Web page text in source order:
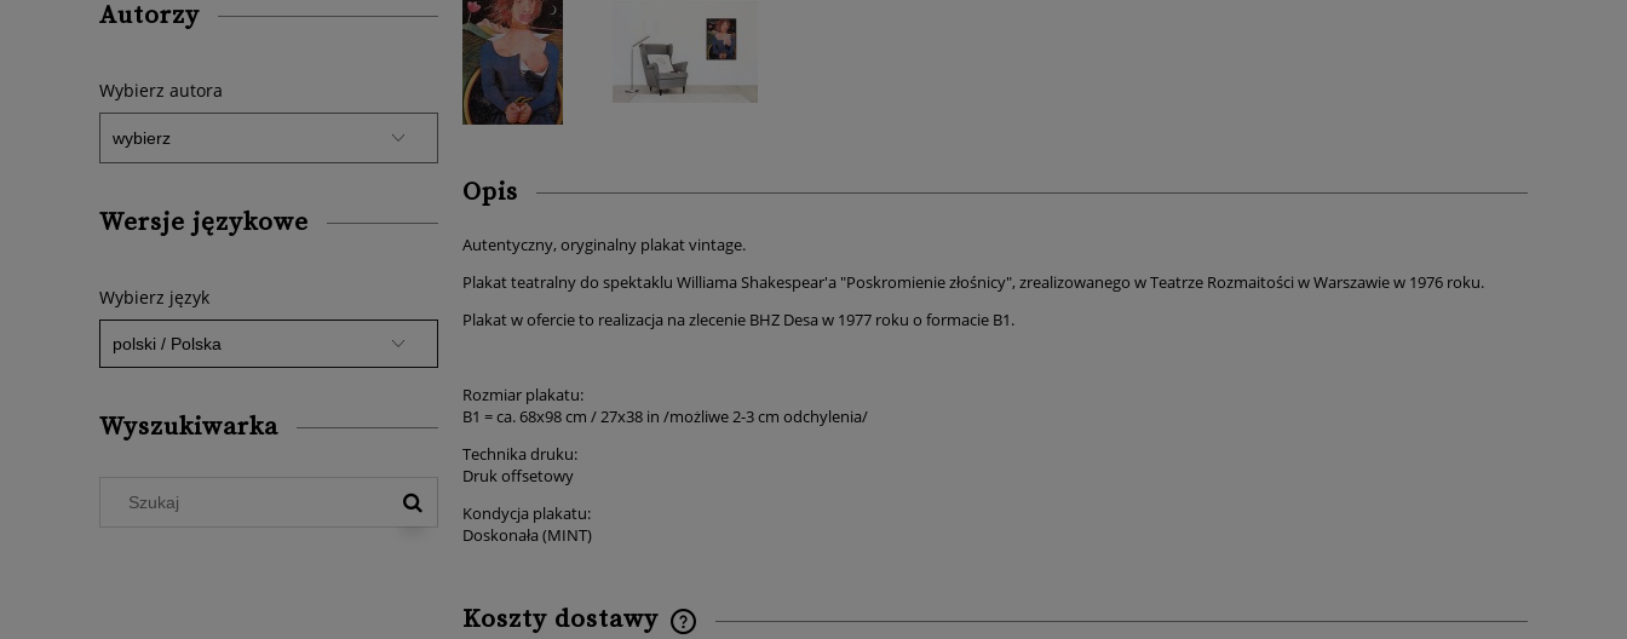
Autorzy
Wybierz autora
Wersje językowe
Wybierz język
Wyszukiwarka
Opis
Autentyczny, oryginalny plakat vintage.
Plakat teatralny do spektaklu Williama Shakespear'a "Poskromienie złośnicy", zrealizowanego w Teatrze Rozmaitości w Warszawie w 1976 roku.
Plakat w ofercie to realizacja na zlecenie BHZ Desa w 1977 roku o formacie B1.
Rozmiar plakatu:
B1 = ca. 68x98 cm / 27x38 in /możliwe 2-3 cm odchylenia/
Technika druku:
Druk offsetowy
Kondycja plakatu:
Doskonała (MINT)
Koszty dostawy